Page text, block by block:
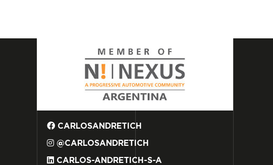
CARLOSANDRETICH
@CARLOSANDRETICH
CARLOS-ANDRETICH-S-A